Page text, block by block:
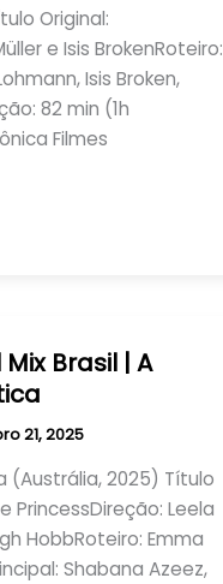
Original:
e Isis BrokenRoteiro:
Isis Broken,
82 min (1h
Filmes
Brasil | A
21, 2025
(Austrália, 2025) Título
PrincessDireção: Leela
HobbRoteiro: Emma
Shabana Azeez,